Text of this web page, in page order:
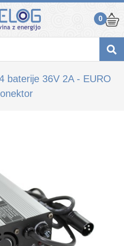
0
baterije 36V 2A - EURO